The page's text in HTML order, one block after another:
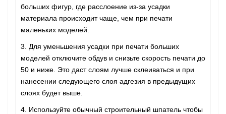
больших фигур, где расслоение из-за усадки
материала происходит чаще, чем при печати
маленьких моделей.
3. Для уменьшения усадки при печати больших
моделей отключите обдув и снизьте скорость печати до
50 и ниже. Это даст слоям лучше склеиваться и при
нанесении следующего слоя адгезия в предыдущих
слоях будет выше.
4. Используйте обычный строительный шпатель чтобы